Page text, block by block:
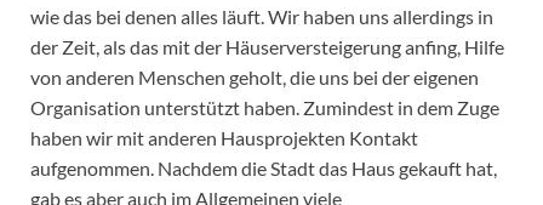
wie das bei denen alles läuft. Wir haben uns allerdings in
der Zeit, als das mit der Häuserversteigerung anfing, Hilfe
von anderen Menschen geholt, die uns bei der eigenen
Organisation unterstützt haben. Zumindest in dem Zuge
haben wir mit anderen Hausprojekten Kontakt
aufgenommen. Nachdem die Stadt das Haus gekauft hat,
gab es aber auch im Allgemeinen viele